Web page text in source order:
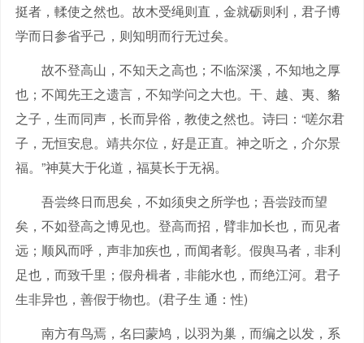
挺者，輮使之然也。故木受绳则直，金就砺则利，君子博
学而日参省乎己，则知明而行无过矣。
故不登高山，不知天之高也；不临深溪，不知地之厚
也；不闻先王之遗言，不知学问之大也。干、越、夷、貉
之子，生而同声，长而异俗，教使之然也。诗曰：“嗟尔君
子，无恒安息。靖共尔位，好是正直。神之听之，介尔景
福。”神莫大于化道，福莫长于无祸。
吾尝终日而思矣，不如须臾之所学也；吾尝跂而望
矣，不如登高之博见也。登高而招，臂非加长也，而见者
远；顺风而呼，声非加疾也，而闻者彰。假舆马者，非利
足也，而致千里；假舟楫者，非能水也，而绝江河。君子
生非异也，善假于物也。(君子生 通：性)
南方有鸟焉，名曰蒙鸠，以羽为巢，而编之以发，系